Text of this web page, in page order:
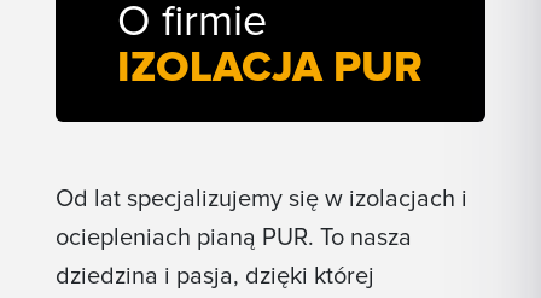
O firmie
IZOLACJA PUR
Od lat specjalizujemy się w izolacjach i
ociepleniach pianą PUR. To nasza
dziedzina i pasja, dzięki której